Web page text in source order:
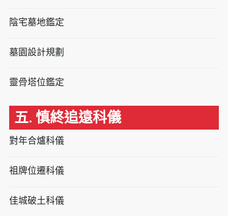
陰宅墓地鑑定
墓園設計規劃
靈骨塔位鑑定
五. 慎終追遠科儀
對年合爐科儀
祖牌位遷科儀
佳城破土科儀